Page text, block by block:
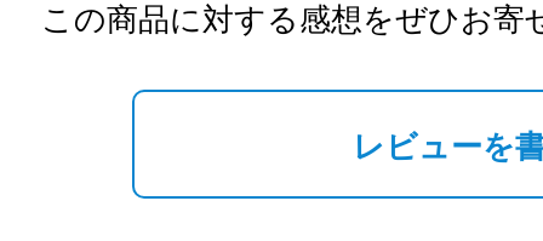
この商品に対する感想をぜひお寄
レビューを